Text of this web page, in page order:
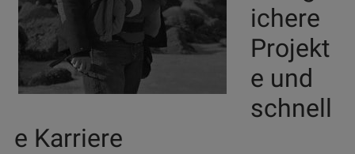
ichere
Projekt
e und
schnell
e Karriere